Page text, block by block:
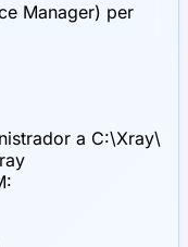
Manager) per
a C:\Xray\